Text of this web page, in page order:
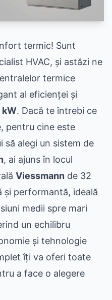
termic! Sunt
HVAC, și astăzi ne
termice
al eficienței și
kW. Dacă te întrebi ce
pentru cine este
să alegi un sistem de
, ai ajuns în locul
Viessmann de 32
și performantă, ideală
medii spre mari
un echilibru
și tehnologie
îți va oferi toate
a face o alegere